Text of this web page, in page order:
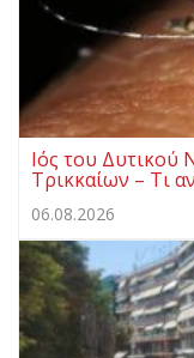
Ιός του Δυτικού
Τρικκαίων – Τι
06.08.2026